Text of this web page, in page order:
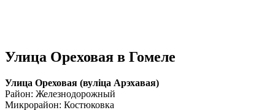
Улица Ореховая в Гомеле
Улица Ореховая (вулiца Арэхавая)
Район: Железнодорожный
Микрорайон: Костюковка